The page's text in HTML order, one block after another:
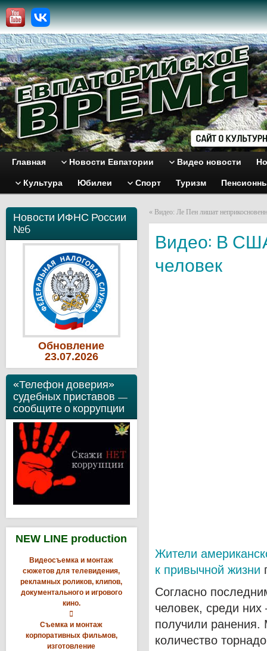
Главная Новости Евпатории Видео новости
Культура Юбилеи Спорт Туризм
Новости ИФНС России
№6
Обновление
23.07.2026
«Телефон доверия»
судебных приставов —
сообщите о коррупции
NEW LINE production
Видеосъемка и монтаж
сюжетов для телевидения,
рекламных роликов, клипов,
документального и игрового
кино.

Съемка и монтаж
корпоративных фильмов,
изготовление
« Видео: Ле Пен лишат
Видео: В
человек
Жители
к привычной жизни
Согласно
человек, среди
получили ранения.
количество